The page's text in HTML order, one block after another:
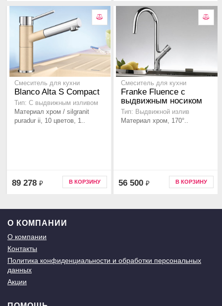
Смеситель для кухни
Blanco Alta S Compact
Тип: С выдвижным изливом
Материал хром / silgranit
puradur ii, 10 цветов, 1..
89 278 ₽ В КОРЗИНУ
Смеситель для кухни
Franke Fluence с
выдвижным носиком
Тип: Выдвижной излив
Материал хром, 170°..
56 500 ₽ В КОРЗИНУ
О КОМПАНИИ
О компании
Контакты
Политика конфиденциальности и обработки персональных
данных
Акции